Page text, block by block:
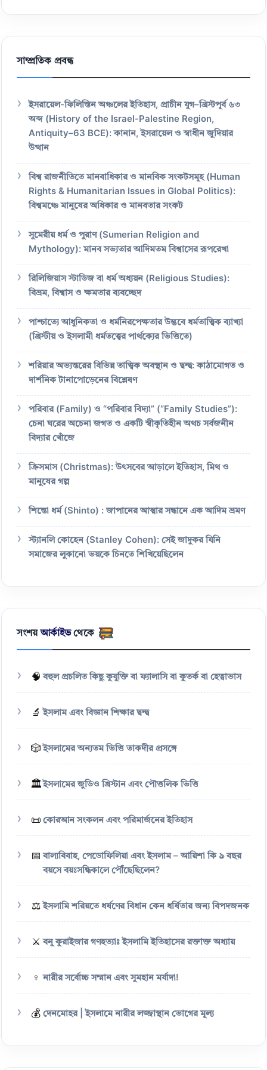
সাম্প্রতিক প্রবন্ধ
ইসরায়েল-ফিলিস্তিন অঞ্চলের ইতিহাস, প্রাচীন যুগ–খ্রিস্টপূর্ব ৬৩
অব্দ (History of the Israel-Palestine Region,
Antiquity–63 BCE): কানান, ইসরায়েল ও স্বাধীন জুদিয়ার
উত্থান
বিশ্ব রাজনীতিতে মানবাধিকার ও মানবিক সংকটসমূহ (Human
Rights & Humanitarian Issues in Global Politics):
বিশ্বমঞ্চে মানুষের অধিকার ও মানবতার সংকট
সুমেরীয় ধর্ম ও পুরাণ (Sumerian Religion and
Mythology): মানব সভ্যতার আদিমতম বিশ্বাসের রূপরেখা
রিলিজিয়াস স্টাডিজ বা ধর্ম অধ্যয়ন (Religious Studies):
বিভ্রম, বিশ্বাস ও ক্ষমতার ব্যবচ্ছেদ
পাশ্চাত্যে আধুনিকতা ও ধর্মনিরপেক্ষতার উদ্ভবে ধর্মতাত্ত্বিক ব্যাখ্যা
(খ্রিস্টীয় ও ইসলামী ধর্মতত্ত্বের পার্থক্যের ভিত্তিতে)
শরিয়ার অভ্যন্তরের বিভিন্ন তাত্ত্বিক অবস্থান ও দ্বন্দ্ব: কাঠামোগত ও
দার্শনিক টানাপোড়েনের বিশ্লেষণ
পরিবার (Family) ও “পরিবার বিদ্যা” (“Family Studies”):
চেনা ঘরের অচেনা জগত ও একটি স্বীকৃতিহীন অথচ সর্বজনীন
বিদ্যার খোঁজে
ক্রিসমাস (Christmas): উৎসবের আড়ালে ইতিহাস, মিথ ও
মানুষের গল্প
শিন্তো ধর্ম (Shinto) : জাপানের আত্মার সন্ধানে এক আদিম ভ্রমণ
স্ট্যানলি কোহেন (Stanley Cohen): সেই জাদুকর যিনি
সমাজের লুকানো ভয়কে চিনতে শিখিয়েছিলেন
সংশয়আর্কাইভথেকে
🧠 বহুল প্রচলিত কিছু কুযুক্তি বা ফ্যালাসি বা কুতর্ক বা হেত্বাভাস
🔬 ইসলাম এবং বিজ্ঞান শিক্ষার দ্বন্দ্ব
🎲 ইসলামের অন্যতম ভিত্তি তাকদীর প্রসঙ্গে
🏛️ ইসলামের জুডিও খ্রিস্টান এবং পৌত্তলিক ভিত্তি
📜 কোরআন সংকলন এবং পরিমার্জনের ইতিহাস
📅 বাল্যবিবাহ, পেডোফিলিয়া এবং ইসলাম – আয়িশা কি ৯ বছর
বয়সে বয়ঃসন্ধিকালে পৌঁছেছিলেন?
⚖️ ইসলামি শরিয়তে ধর্ষণের বিধান কেন ধর্ষিতার জন্য বিপদজনক
⚔️ বনু কুরাইজার গণহত্যাঃ ইসলামি ইতিহাসের রক্তাক্ত অধ্যায়
♀️ নারীর সর্বোচ্চ সম্মান এবং সুমহান মর্যাদা!
💰 দেনমোহর | ইসলামে নারীর লজ্জাস্থান ভোগের মূল্য